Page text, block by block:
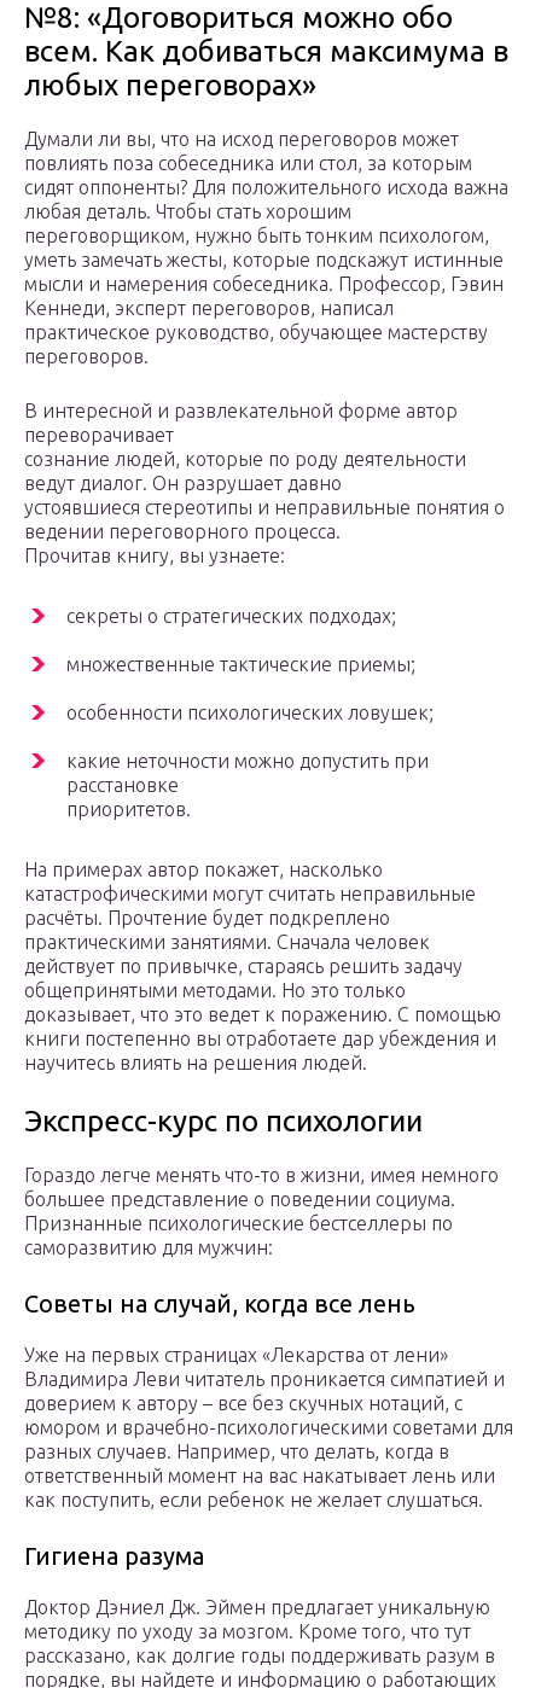
№8: «Договориться можно обо
всем. Как добиваться максимума в
любых переговорах»
Думали ли вы, что на исход переговоров может
повлиять поза собеседника или стол, за которым
сидят оппоненты? Для положительного исхода важна
любая деталь. Чтобы стать хорошим
переговорщиком, нужно быть тонким психологом,
уметь замечать жесты, которые подскажут истинные
мысли и намерения собеседника. Профессор, Гэвин
Кеннеди, эксперт переговоров, написал
практическое руководство, обучающее мастерству
переговоров.
В интересной и развлекательной форме автор
переворачивает
сознание людей, которые по роду деятельности
ведут диалог. Он разрушает давно
устоявшиеся стереотипы и неправильные понятия о
ведении переговорного процесса.
Прочитав книгу, вы узнаете:
секреты о стратегических подходах;
множественные тактические приемы;
особенности психологических ловушек;
какие неточности можно допустить при
расстановке
приоритетов.
На примерах автор покажет, насколько
катастрофическими могут считать неправильные
расчёты. Прочтение будет подкреплено
практическими занятиями. Сначала человек
действует по привычке, стараясь решить задачу
общепринятыми методами. Но это только
доказывает, что это ведет к поражению. С помощью
книги постепенно вы отработаете дар убеждения и
научитесь влиять на решения людей.
Экспресс-курс по психологии
Гораздо легче менять что-то в жизни, имея немного
большее представление о поведении социума.
Признанные психологические бестселлеры по
саморазвитию для мужчин:
Советы на случай, когда все лень
Уже на первых страницах «Лекарства от лени»
Владимира Леви читатель проникается симпатией и
доверием к автору – все без скучных нотаций, с
юмором и врачебно-психологическими советами для
разных случаев. Например, что делать, когда в
ответственный момент на вас накатывает лень или
как поступить, если ребенок не желает слушаться.
Гигиена разума
Доктор Дэниел Дж. Эймен предлагает уникальную
методику по уходу за мозгом. Кроме того, что тут
рассказано, как долгие годы поддерживать разум в
порядке, вы найдете и информацию о работающих